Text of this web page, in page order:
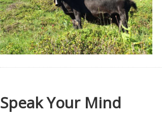
Speak Your Mind